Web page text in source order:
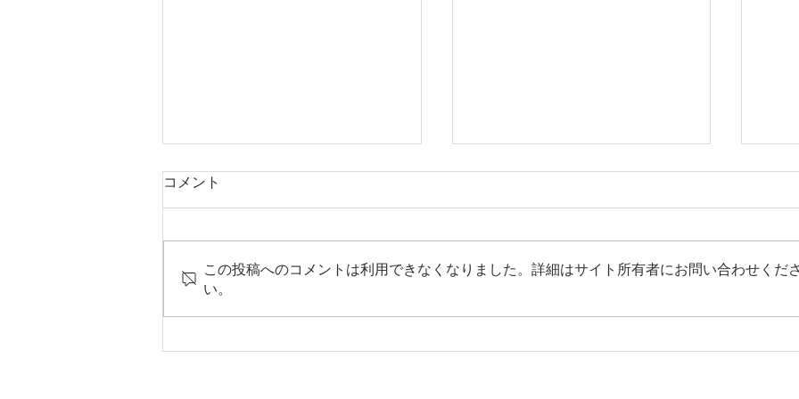
顧客接点における声掛けの真
緊急投稿：ホルムズ海峡の混
東京
コメント
この投稿へのコメントは利用できなくなりました。詳細はサイト所有者にお問い合わせくださ
い。